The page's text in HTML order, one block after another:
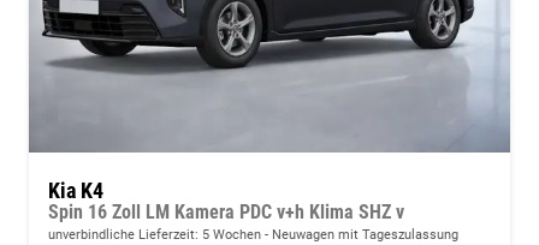
Kia K4
Spin 16 Zoll LM Kamera PDC v+h Klima SHZ v
unverbindliche Lieferzeit: 5 Wochen Neuwagen mit Tageszulassung